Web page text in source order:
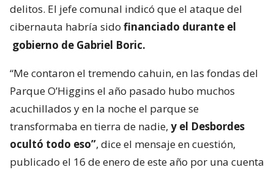
delitos. El jefe comunal indicó que el ataque del
cibernauta habría sido financiado durante el
gobierno de Gabriel Boric.
“Me contaron el tremendo cahuin, en las fondas del
Parque O’Higgins el año pasado hubo muchos
acuchillados y en la noche el parque se
transformaba en tierra de nadie, y el Desbordes
ocultó todo eso”, dice el mensaje en cuestión,
publicado el 16 de enero de este año por una cuenta